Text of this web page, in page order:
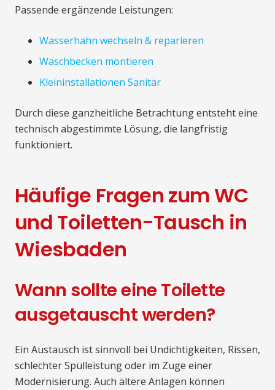
Passende ergänzende Leistungen:
Wasserhahn wechseln & reparieren
Waschbecken montieren
Kleininstallationen Sanitär
Durch diese ganzheitliche Betrachtung entsteht eine
technisch abgestimmte Lösung, die langfristig
funktioniert.
Häufige Fragen zum WC
und Toiletten-Tausch in
Wiesbaden
Wann sollte eine Toilette
ausgetauscht werden?
Ein Austausch ist sinnvoll bei Undichtigkeiten, Rissen,
schlechter Spülleistung oder im Zuge einer
Modernisierung. Auch ältere Anlagen können